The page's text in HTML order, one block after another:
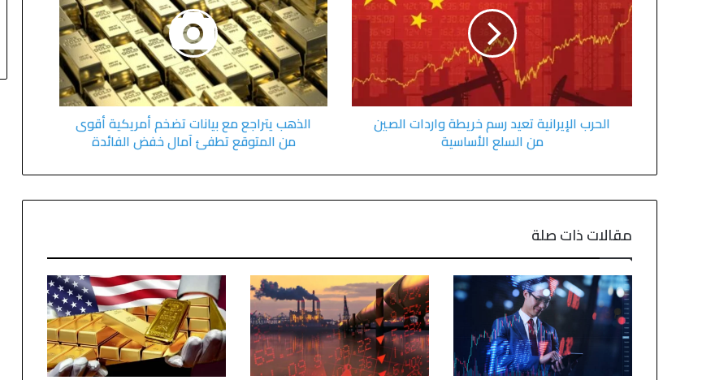
الحرب الإيرانية تعيد رسم خريطة واردات الصين
من السلع الأساسية
الذهب يتراجع مع بيانات تضخم أمريكية أقوى
من المتوقع تطفئ آمال خفض الفائدة
مقالات ذات صلة